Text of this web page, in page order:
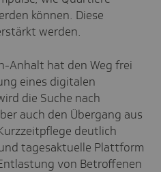
können. Diese
werden.
Anhalt hat den Weg frei
eines digitalen
die Suche nach
auch den Übergang aus
deutlich
tagesaktuelle Plattform
von Betroffenen